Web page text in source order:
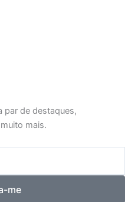
par de destaques,
mais.
me